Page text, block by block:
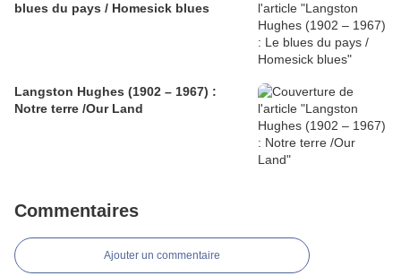
blues du pays / Homesick blues
Langston Hughes (1902 – 1967) :
Notre terre /Our Land
Commentaires
Ajouter un commentaire